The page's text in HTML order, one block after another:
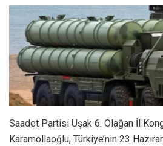
Saadet Partisi Uşak 6. Olağan İl
Karamollaoğlu, Türkiye’nin 23